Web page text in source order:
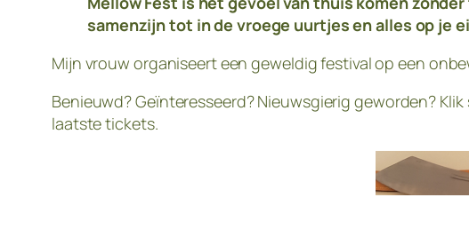
samenzijn tot in de vroege uurtjes en alles op je
Mijn vrouw organiseert een geweldig festival op een
Benieuwd? Geïnteresseerd? Nieuwsgierig geworden?
laatste tickets.